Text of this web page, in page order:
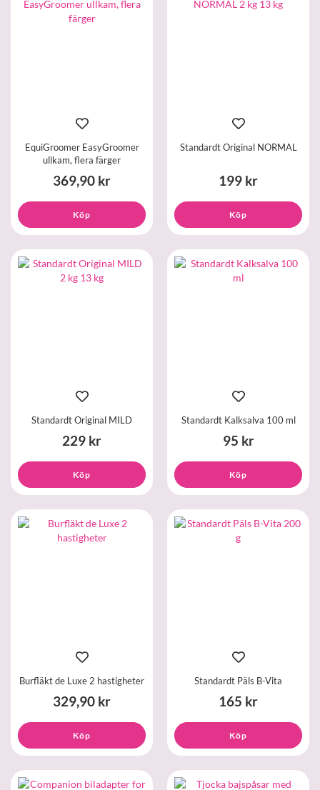
EquiGroomer EasyGroomer
ullkam, flera färger
369,90 kr
Köp
Standardt Original NORMAL
199 kr
Köp
Standardt Original MILD
229 kr
Köp
Standardt Kalksalva 100 ml
95 kr
Köp
Burfläkt de Luxe 2 hastigheter
329,90 kr
Köp
Standardt Päls B-Vita
165 kr
Köp